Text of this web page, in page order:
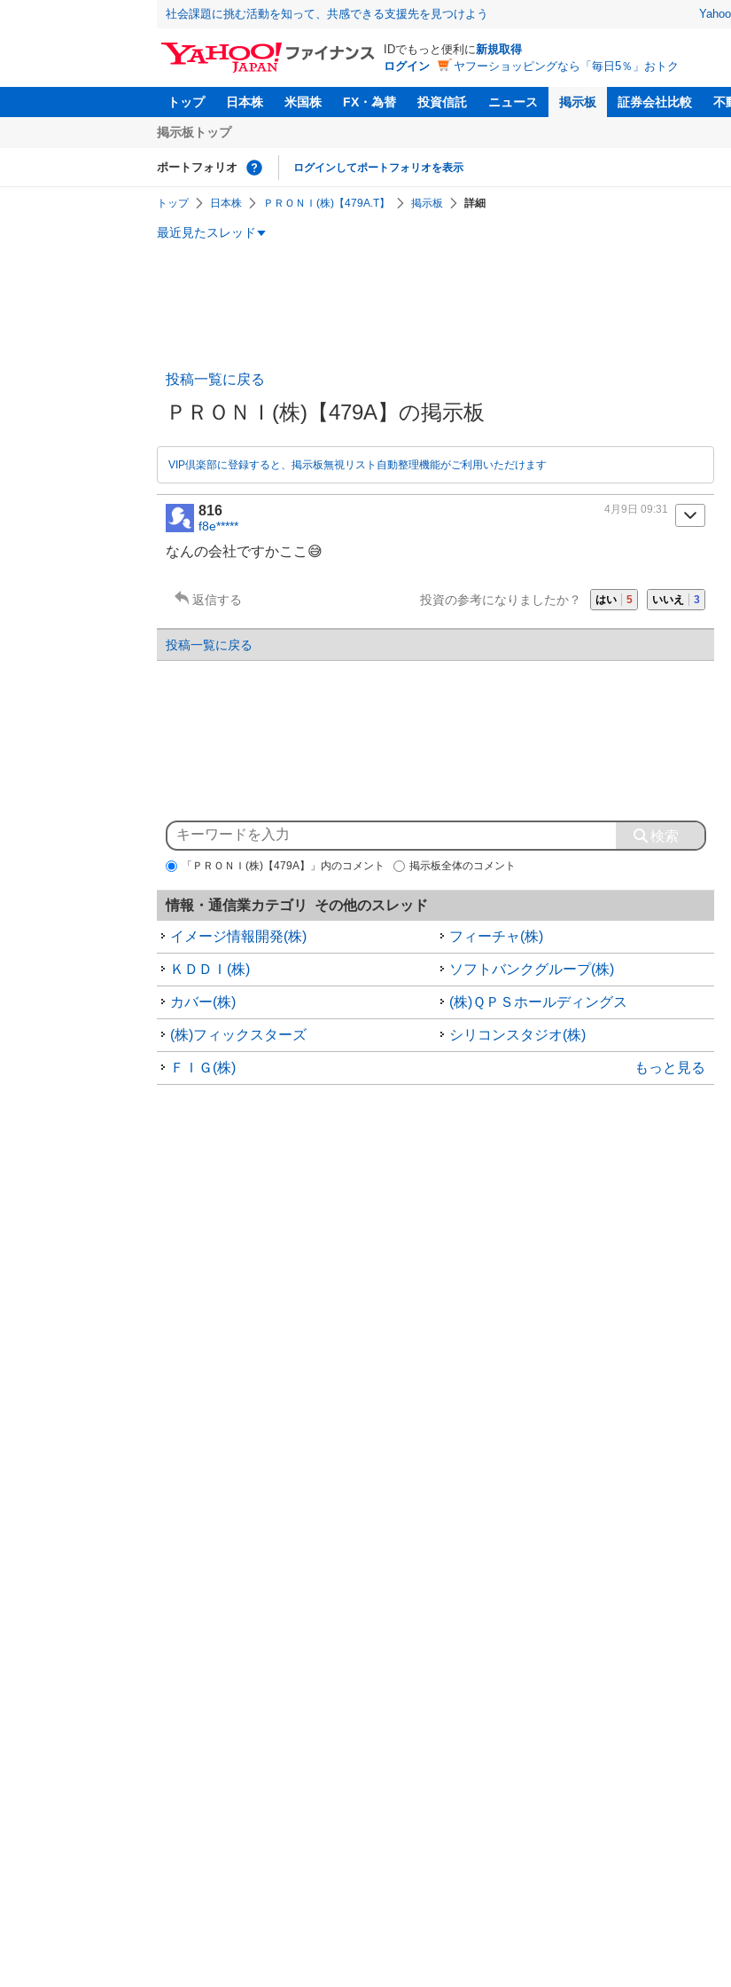
社会課題に挑む活動を知って、共感できる支援先を見つけよう
IDでもっと便利に新規取得
ログイン
ヤフーショッピングなら「毎日5％」おトク
トップ 日本株 米国株 FX・為替 投資信託 ニュース 掲示板 証券会社比較 不
掲示板トップ
ポートフォリオ ログインしてポートフォリオを表示
トップ 日本株 ＰＲＯＮＩ(株)【479A.T】 掲示板 詳細
最近見たスレッド
投稿一覧に戻る
ＰＲＯＮＩ(株)【479A】の掲示板
VIP倶楽部に登録すると、掲示板無視リスト自動整理機能がご利用いただけます
816
f8e*****
4月9日 09:31
なんの会社ですかここ😅
返信する 投資の参考になりましたか？ はい 5 いいえ 3
投稿一覧に戻る
「ＰＲＯＮＩ(株)【479A】」内のコメント 掲示板全体のコメント
情報・通信業カテゴリ その他のスレッド
イメージ情報開発(株) フィーチャ(株)
ＫＤＤＩ(株) ソフトバンクグループ(株)
カバー(株) (株)ＱＰＳホールディングス
(株)フィックスターズ シリコンスタジオ(株)
ＦＩＧ(株) もっと見る